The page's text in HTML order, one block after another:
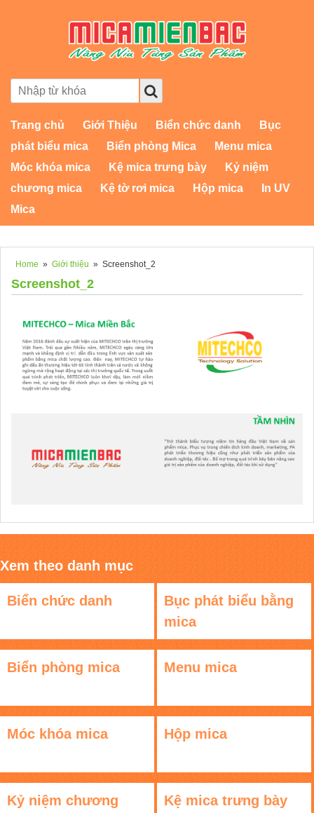
Trang chủ Giới Thiệu Biển chức danh
Bục
phát biểu mica
Biển phòng Mica
Menu mica
Móc khóa mica
Kệ mica trưng bày
Kỷ niệm
chương mica
Kệ tờ rơi mica Hộp mica
In UV
Mica
Home » Giới thiệu » Screenshot_2
Screenshot_2
Xem theo danh mục
Biển chức danh
Bục phát biểu bằng
mica
Biển phòng mica Menu mica
Móc khóa mica Hộp mica
Kỷ niệm chương
Kệ mica trưng bày